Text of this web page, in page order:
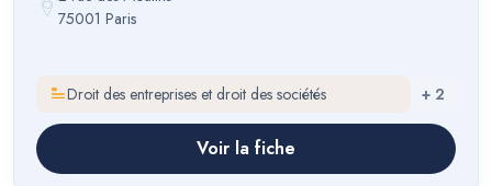
75001 Paris
Droit des entreprises et droit des sociétés + 2
Voir la fiche